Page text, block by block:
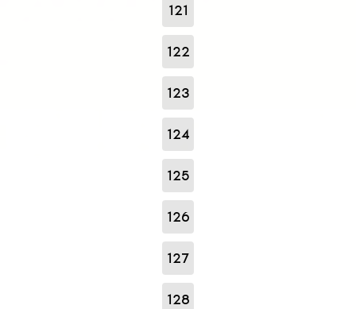
121
122
123
124
125
126
127
128